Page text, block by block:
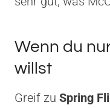
Wenn du
willst
Greif zu Spring